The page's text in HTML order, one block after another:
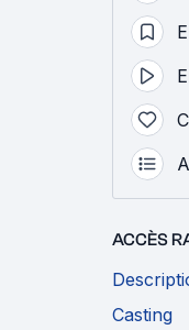
ACCÈS
Casting